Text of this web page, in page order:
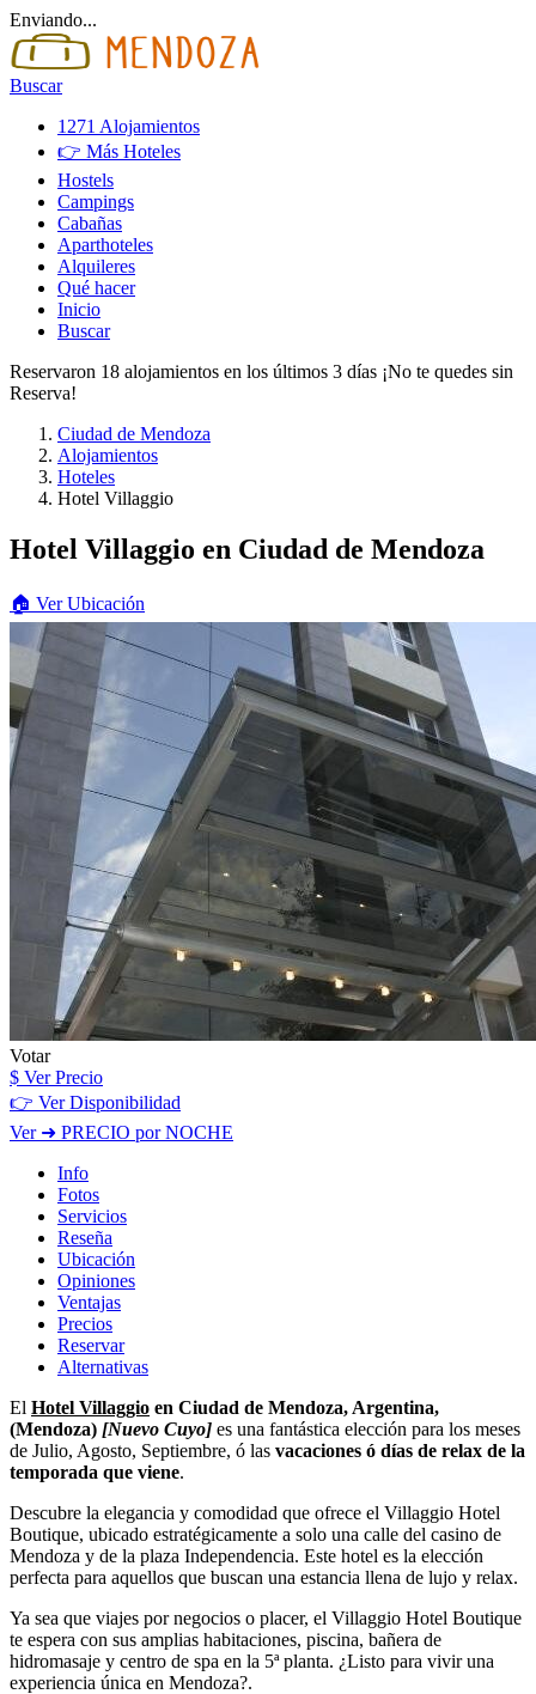
Enviando...
Buscar
1271 Alojamientos
👉 Más Hoteles
Hostels
Campings
Cabañas
Aparthoteles
Alquileres
Qué hacer
Inicio
Buscar
Reservaron 18 alojamientos en los últimos 3 días ¡No te quedes sin
Reserva!
Ciudad de Mendoza
Alojamientos
Hoteles
Hotel Villaggio
Hotel Villaggio en Ciudad de Mendoza
🏠 VerUbicación
Votar
$ Ver Precio
👉 Ver Disponibilidad
Ver➜ PRECIO por NOCHE
Info
Fotos
Servicios
Reseña
Ubicación
Opiniones
Ventajas
Precios
Reservar
Alternativas
El Hotel Villaggio en Ciudad de Mendoza, Argentina,
(Mendoza) [Nuevo Cuyo] es una fantástica elección para los meses
de Julio, Agosto, Septiembre, ó las vacaciones ó días de relax de la
temporada que viene.
Descubre la elegancia y comodidad que ofrece el Villaggio Hotel
Boutique, ubicado estratégicamente a solo una calle del casino de
Mendoza y de la plaza Independencia. Este hotel es la elección
perfecta para aquellos que buscan una estancia llena de lujo y relax.
Ya sea que viajes por negocios o placer, el Villaggio Hotel Boutique
te espera con sus amplias habitaciones, piscina, bañera de
hidromasaje y centro de spa en la 5ª planta. ¿Listo para vivir una
experiencia única en Mendoza?.